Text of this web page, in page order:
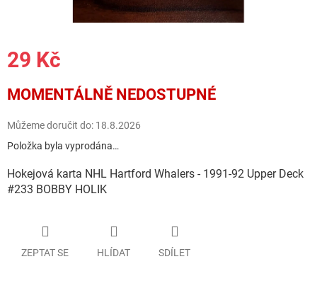
29 Kč
cena:
MOMENTÁLNĚ NEDOSTUPNÉ
Můžeme doručit do: 18.8.2026
Položka byla vyprodána…
Hokejová karta NHL Hartford Whalers - 1991-92 Upper Deck
#233 BOBBY HOLIK
ZEPTAT SE HLÍDAT SDÍLET